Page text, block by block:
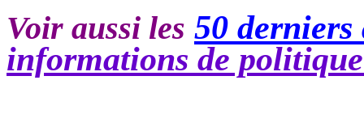
Voir aussi les 50 derniers
informations de